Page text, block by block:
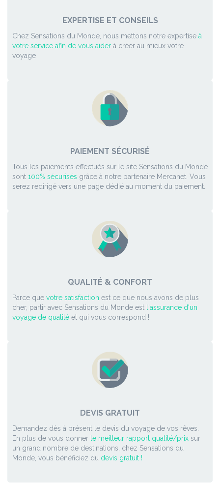
EXPERTISE ET CONSEILS
Chez Sensations du Monde, nous mettons notre expertise à
votre service afin de vous aider à créer au mieux votre
voyage
PAIEMENT SÉCURISÉ
Tous les paiements effectués sur le site Sensations du Monde
sont 100% sécurisés grâce à notre partenaire Mercanet. Vous
serez redirigé vers une page dédié au moment du paiement.
QUALITÉ & CONFORT
Parce que votre satisfaction est ce que nous avons de plus
cher, partir avec Sensations du Monde est l'assurance d'un
voyage de qualité et qui vous correspond !
DEVIS GRATUIT
Demandez dès à présent le devis du voyage de vos rêves.
En plus de vous donner le meilleur rapport qualité/prix sur
un grand nombre de destinations, chez Sensations du
Monde, vous bénéficiez du devis gratuit !